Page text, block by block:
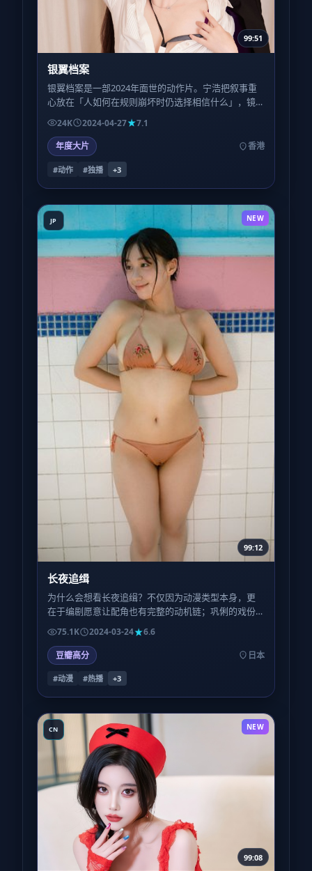
99:51
银翼档案
银翼档案是一部2024年面世的动作片。宁浩把叙事重
心放在「人如何在规则崩坏时仍选择相信什么」，镜
头语言偏写实，情绪堆叠到后半段才决堤。
24K 2024-04-27
7.1
年度大片
香港
#动作 #独播 +3
JP NEW
99:12
长夜追缉
为什么会想看长夜追缉？不仅因为动漫类型本身，更
在于编剧愿意让配角也有完整的动机链；巩俐的戏份
看似闲散，实则在第三幕回扣成关键扳机。
75.1K 2024-03-24
6.6
豆瓣高分
日本
#动漫 #热播 +3
CN NEW
99:08